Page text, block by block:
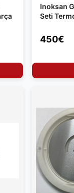
Inoksan
Seti
450€